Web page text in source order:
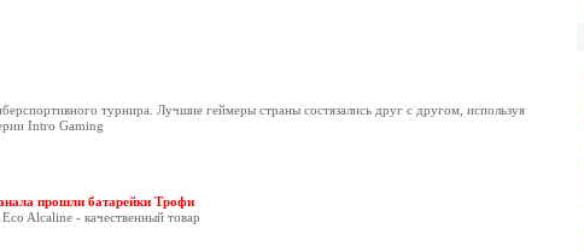
турнира. Лучшие геймеры страны состязались друг с другом, используя
Intro Gaming
прошли батарейки Трофи
Alcaline - качественный товар